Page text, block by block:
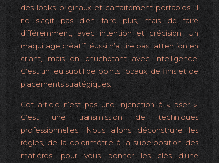
des looks originaux et parfaitement portables. Il
ne s’agit pas d’en faire plus, mais de faire
différemment, avec intention et précision. Un
maquillage créatif réussi n’attire pas l’attention en
criant, mais en chuchotant avec intelligence.
C’est un jeu subtil de points focaux, de finis et de
placements stratégiques.
Cet article n’est pas une injonction à « oser ».
C’est une transmission de techniques
professionnelles. Nous allons déconstruire les
règles, de la colorimétrie à la superposition des
matières, pour vous donner les clés d’une